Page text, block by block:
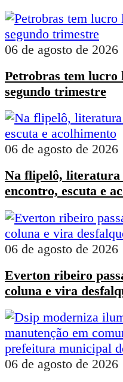
06 de agosto de 2026
Petrobras tem lucro
segundo trimestre
06 de agosto de 2026
Na flipelô, literatura
encontro, escuta e
06 de agosto de 2026
Everton ribeiro
coluna e vira
06 de agosto de 2026